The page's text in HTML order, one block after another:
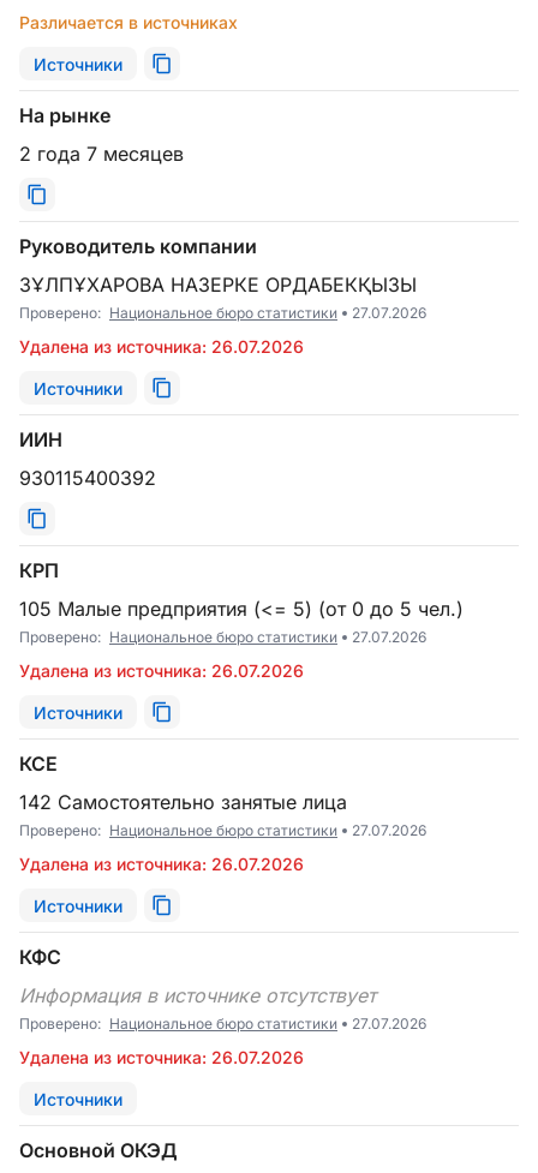
Различается в источниках
Источники
На рынке
2 года 7 месяцев
Руководитель компании
ЗҰЛПҰХАРОВА НАЗЕРКЕ ОРДАБЕКҚЫЗЫ
Проверено: Национальное бюро статистики 27.07.2026
Удалена из источника: 26.07.2026
Источники
ИИН
930115400392
КРП
105 Малые предприятия (<= 5) (от 0 до 5 чел.)
Проверено: Национальное бюро статистики 27.07.2026
Удалена из источника: 26.07.2026
Источники
КСЕ
142 Самостоятельно занятые лица
Проверено: Национальное бюро статистики 27.07.2026
Удалена из источника: 26.07.2026
Источники
КФС
Информация в источнике отсутствует
Проверено: Национальное бюро статистики 27.07.2026
Удалена из источника: 26.07.2026
Источники
Основной ОКЭД